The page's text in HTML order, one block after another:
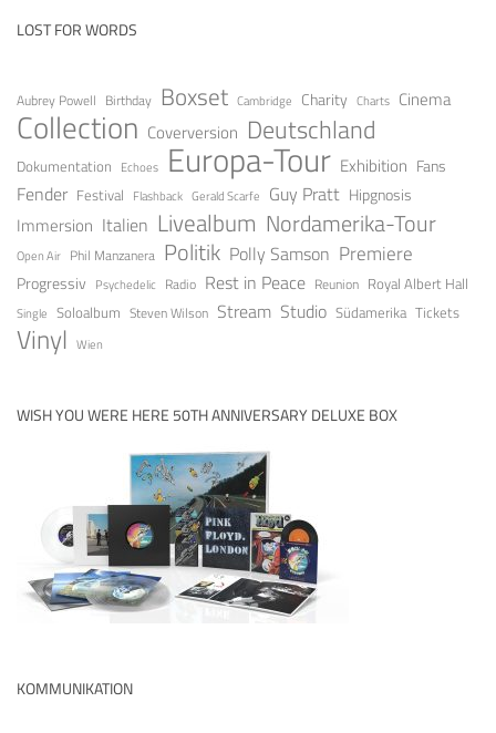
LOST FOR WORDS
Aubrey Powell Birthday Boxset Cambridge Charity Charts Cinema
Collection Coverversion Deutschland
Dokumentation Echoes Europa-Tour Exhibition Fans
Fender Festival Flashback Gerald Scarfe Guy Pratt Hipgnosis
Immersion Italien Livealbum Nordamerika-Tour
Open Air Phil Manzanera Politik Polly Samson Premiere
Progressiv Psychedelic Radio Rest in Peace Reunion Royal Albert Hall
Single Soloalbum Steven Wilson Stream Studio Südamerika Tickets
Vinyl Wien
WISH YOU WERE HERE 50TH ANNIVERSARY DELUXE BOX
KOMMUNIKATION